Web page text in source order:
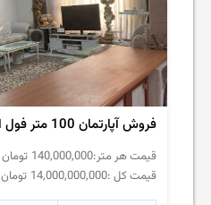
فروش آپارتمان 100 متر فول امکانات
قیمت هر متر:140,000,000 تومان
قیمت کل :14,000,000,000 تومان